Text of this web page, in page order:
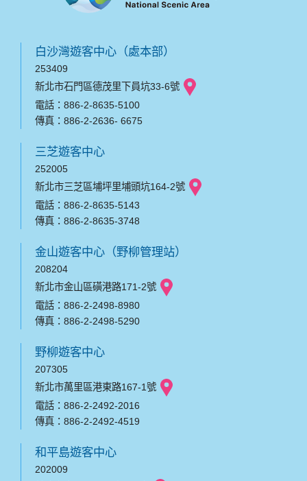
白沙灣遊客中心（處本部）
253409
新北市石門區德茂里下員坑33-6號
電話：886-2-8635-5100
傳真：886-2-2636- 6675
三芝遊客中心
252005
新北市三芝區埔坪里埔頭坑164-2號
電話：886-2-8635-5143
傳真：886-2-8635-3748
金山遊客中心（野柳管理站）
208204
新北市金山區磺港路171-2號
電話：886-2-2498-8980
傳真：886-2-2498-5290
野柳遊客中心
207305
新北市萬里區港東路167-1號
電話：886-2-2492-2016
傳真：886-2-2492-4519
和平島遊客中心
202009